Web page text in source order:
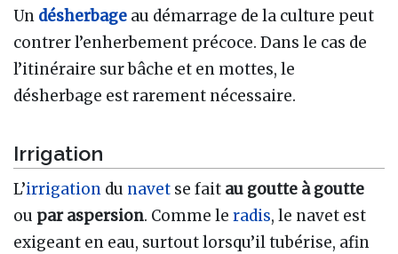
Un désherbage au démarrage de la culture peut
contrer l’enherbement précoce. Dans le cas de
l’itinéraire sur bâche et en mottes, le
désherbage est rarement nécessaire.
Irrigation
L’irrigation du navet se fait au goutte à goutte
ou par aspersion. Comme le radis, le navet est
exigeant en eau, surtout lorsqu’il tubérise, afin